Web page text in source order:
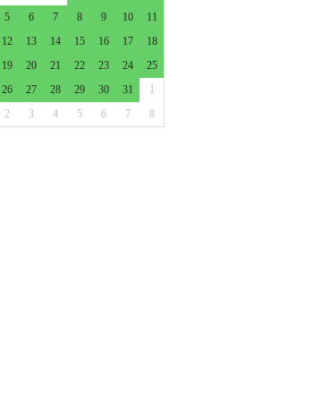
5
6 7 8 9 10
11
12
13 14 15 16 17
18
19
20 21 22 23 24
25
26
27 28 29 30 31
1
2
3 4 5 6 7 8